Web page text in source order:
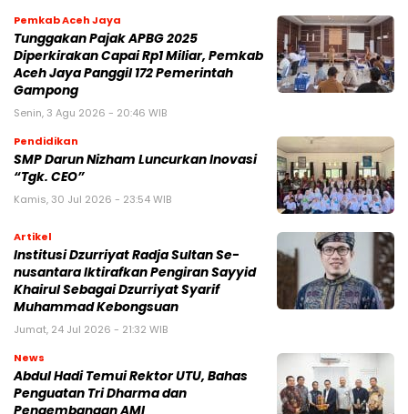
Pemkab Aceh Jaya
Tunggakan Pajak APBG 2025
Diperkirakan Capai Rp1 Miliar, Pemkab
Aceh Jaya Panggil 172 Pemerintah
Gampong
Senin, 3 Agu 2026 - 20:46 WIB
Pendidikan
SMP Darun Nizham Luncurkan Inovasi
“Tgk. CEO”
Kamis, 30 Jul 2026 - 23:54 WIB
Artikel
Institusi Dzurriyat Radja Sultan Se-
nusantara Iktirafkan Pengiran Sayyid
Khairul Sebagai Dzurriyat Syarif
Muhammad Kebongsuan
Jumat, 24 Jul 2026 - 21:32 WIB
News
Abdul Hadi Temui Rektor UTU, Bahas
Penguatan Tri Dharma dan
Pengembangan AMI